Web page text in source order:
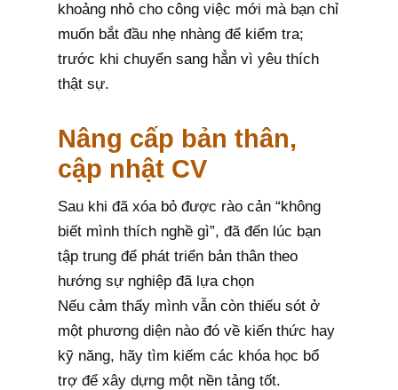
khoảng nhỏ cho công việc mới mà bạn chỉ
muốn bắt đầu nhẹ nhàng để kiểm tra;
trước khi chuyển sang hẳn vì yêu thích
thật sự.
Nâng cấp bản thân,
cập nhật CV
Sau khi đã xóa bỏ được rào cản “không
biết mình thích nghề gì”, đã đến lúc bạn
tập trung để phát triển bản thân theo
hướng sự nghiệp đã lựa chọn
Nếu cảm thấy mình vẫn còn thiếu sót ở
một phương diện nào đó về kiến thức hay
kỹ năng, hãy tìm kiếm các khóa học bổ
trợ để xây dựng một nền tảng tốt.